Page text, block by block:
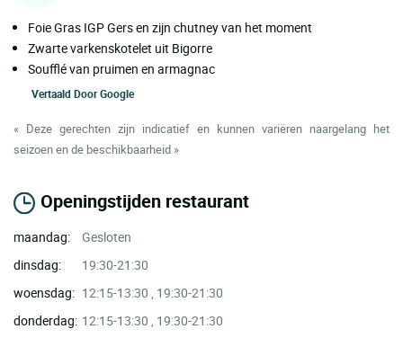
Foie Gras IGP Gers en zijn chutney van het moment
Zwarte varkenskotelet uit Bigorre
Soufflé van pruimen en armagnac
Vertaald DoorGoogle
« Deze gerechten zijn indicatief en kunnen variëren naargelang het
seizoen en de beschikbaarheid »
Openingstijden restaurant
maandag:
Gesloten
dinsdag:
19:30-21:30
woensdag: 12:15-13:30 , 19:30-21:30
donderdag: 12:15-13:30 , 19:30-21:30